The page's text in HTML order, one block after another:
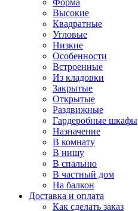
Форма
Высокие
Квадратные
Угловые
Низкие
Особенности
Встроенные
Из кладовки
Закрытые
Открытые
Раздвижные
Гардеробные шкафы
Назначение
В комнату
В нишу
В спальню
В частный дом
На балкон
Доставка и оплата
Как сделать заказ